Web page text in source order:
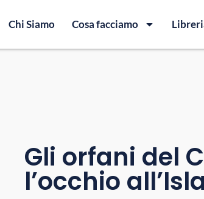
Chi Siamo Cosa facciamo
Gli orfani del
l’occhio